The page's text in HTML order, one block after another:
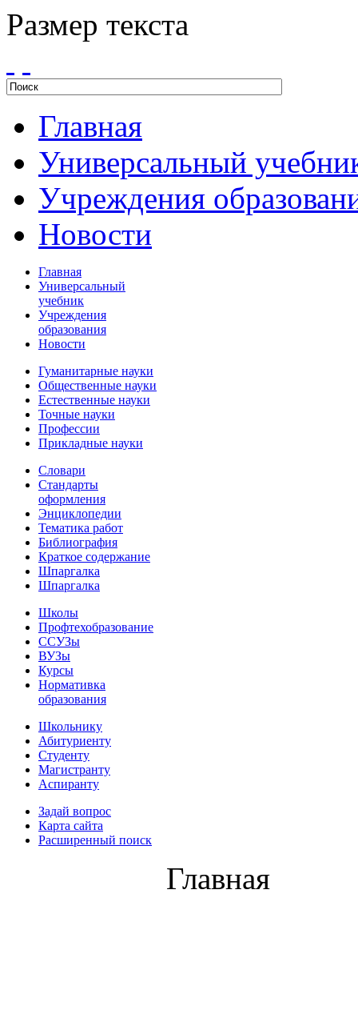
Размер текста
Главная
Универсальный
Учреждения
Новости
Главная
Универсальный
учебник
Учреждения
образования
Новости
Гуманитарные науки
Общественные науки
Естественные науки
Точные науки
Профессии
Прикладные науки
Словари
Стандарты
оформления
Энциклопедии
Тематика работ
Библиография
Краткое содержание
Шпаргалка
Шпаргалка
Школы
Профтехобразование
ССУЗы
ВУЗы
Курсы
Нормативка
образования
Школьнику
Абитуриенту
Студенту
Магистранту
Аспиранту
Задай вопрос
Карта сайта
Расширенный поиск
Главная